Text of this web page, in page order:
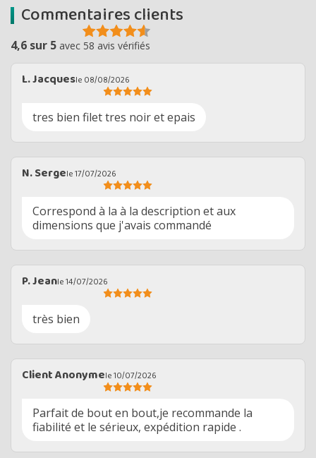
Commentaires clients
4,6 sur 5 avec 58 avis vérifiés
L. Jacquesle 08/08/2026
tres bien filet tres noir et epais
N. Sergele 17/07/2026
Correspond à la à la description et aux
dimensions que j'avais commandé
P. Jeanle 14/07/2026
très bien
Client Anonymele 10/07/2026
Parfait de bout en bout,je recommande la
fiabilité et le sérieux, expédition rapide .